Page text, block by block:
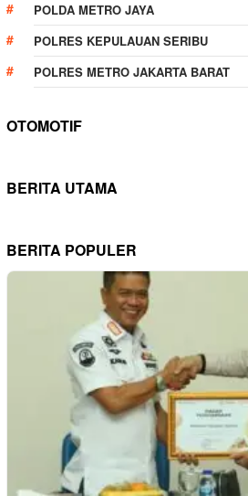
POLDA METRO JAYA
POLRES KEPULAUAN SERIBU
POLRES METRO JAKARTA BARAT
OTOMOTIF
BERITA UTAMA
BERITA POPULER